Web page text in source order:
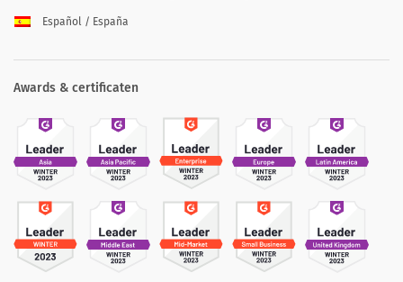
Español / España
Awards & certificaten